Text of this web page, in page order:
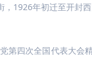
1926年初迁至开封西
四次全国代表大